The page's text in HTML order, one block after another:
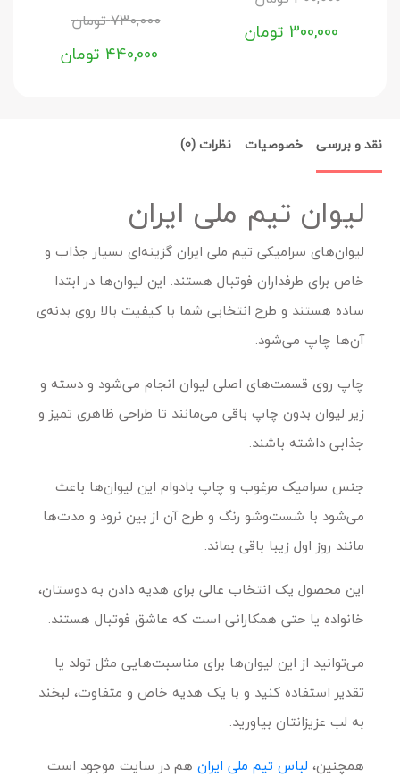
300,000 تومان 730,000تومان
440,000 تومان
نقد و بررسی خصوصیات نظرات (0)
لیوان تیم ملی ایران
لیوان‌های سرامیکی تیم ملی ایران گزینه‌ای بسیار جذاب و
خاص برای طرفداران فوتبال هستند. این لیوان‌ها در ابتدا
ساده هستند و طرح انتخابی شما با کیفیت بالا روی بدنه‌ی
آن‌ها چاپ می‌شود.
چاپ روی قسمت‌های اصلی لیوان انجام می‌شود و دسته و
زیر لیوان بدون چاپ باقی می‌مانند تا طراحی ظاهری تمیز و
جذابی داشته باشند.
جنس سرامیک مرغوب و چاپ بادوام این لیوان‌ها باعث
می‌شود با شست‌وشو رنگ و طرح آن از بین نرود و مدت‌ها
مانند روز اول زیبا باقی بماند.
این محصول یک انتخاب عالی برای هدیه دادن به دوستان،
خانواده یا حتی همکارانی است که عاشق فوتبال هستند.
می‌توانید از این لیوان‌ها برای مناسبت‌هایی مثل تولد یا
تقدیر استفاده کنید و با یک هدیه خاص و متفاوت، لبخند
به لب عزیزانتان بیاورید.
همچنین، لباس تیم ملی ایران هم در سایت موجود است